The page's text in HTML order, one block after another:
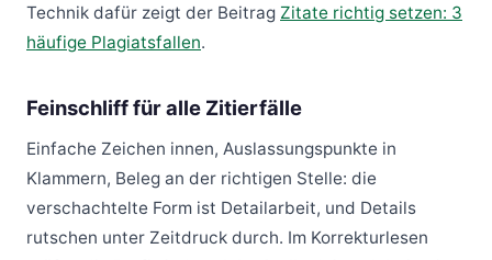
Technik dafür zeigt der Beitrag Zitate richtig setzen: 3
häufige Plagiatsfallen.
Feinschliff für alle Zitierfälle
Einfache Zeichen innen, Auslassungspunkte in
Klammern, Beleg an der richtigen Stelle: die
verschachtelte Form ist Detailarbeit, und Details
rutschen unter Zeitdruck durch. Im Korrekturlesen